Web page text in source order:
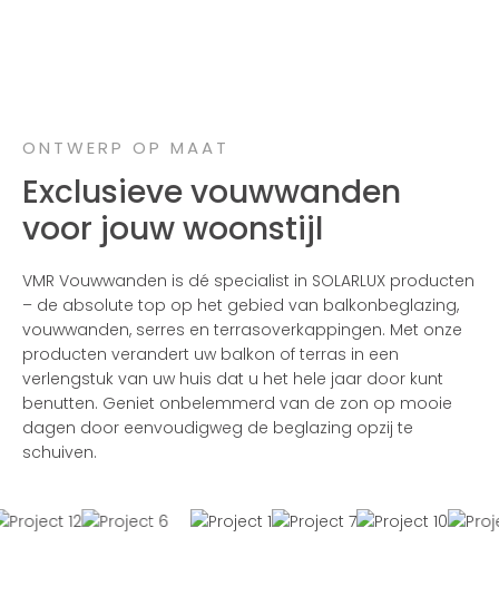
ONTWERP OP MAAT
Exclusieve vouwwanden
voor jouw woonstijl
VMR Vouwwanden is dé specialist in SOLARLUX producten
– de absolute top op het gebied van balkonbeglazing,
vouwwanden, serres en terrasoverkappingen. Met onze
producten verandert uw balkon of terras in een
verlengstuk van uw huis dat u het hele jaar door kunt
benutten. Geniet onbelemmerd van de zon op mooie
dagen door eenvoudigweg de beglazing opzij te
schuiven.